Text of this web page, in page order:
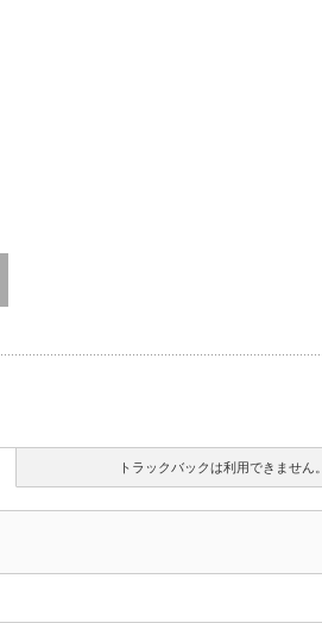
トラックバックは利用できません。